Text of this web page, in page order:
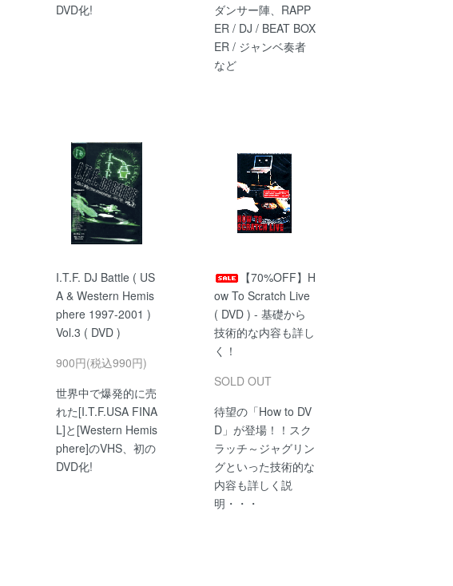
DVD化!
ダンサー陣、RAPP
ER / DJ / BEAT BOX
ER / ジャンベ奏者
など
I.T.F. DJ Battle ( US
A & Western Hemis
phere 1997-2001 )
Vol.3 ( DVD )
900円(税込990円)
世界中で爆発的に売
れた[I.T.F.USA FINA
L]と[Western Hemis
phere]のVHS、初の
DVD化!
【70%OFF】H
ow To Scratch Live
( DVD ) - 基礎から
技術的な内容も詳し
く！
SOLD OUT
待望の「How to DV
D」が登場！！スク
ラッチ～ジャグリン
グといった技術的な
内容も詳しく説
明・・・